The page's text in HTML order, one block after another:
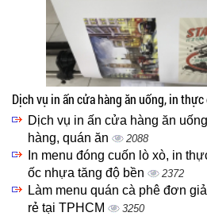
Dịch vụ in ấn cửa hàng ăn uống, in
Dịch vụ in ấn cửa hàng ăn
hàng, quán ăn
2088
In menu đóng cuốn lò xò, in
ốc nhựa tăng độ bền
2372
Làm menu quán cà phê đơn
rẻ tại TPHCM
3250